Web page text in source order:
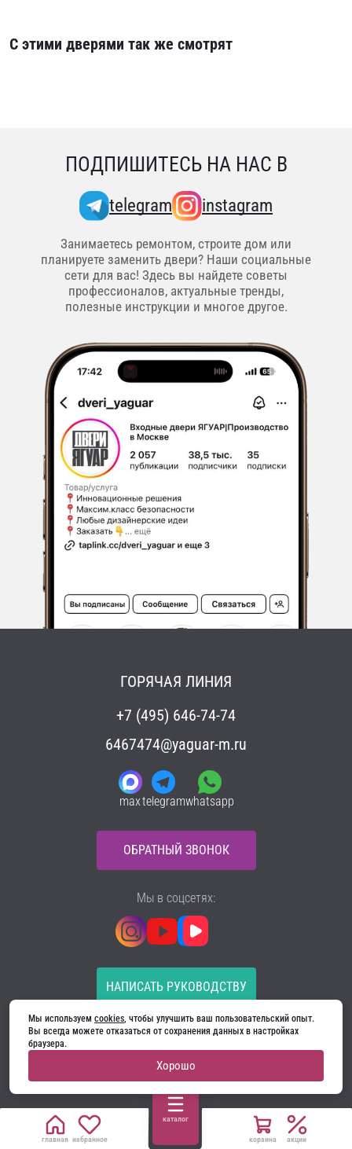
главная избранное
каталог
корзина акции
С этими дверями так же смотрят
ПОДПИШИТЕСЬ НА НАС В
telegram instagram
Занимаетесь ремонтом, строите дом или
планируете заменить двери? Наши социальные
сети для вас! Здесь вы найдете советы
профессионалов, актуальные тренды,
полезные инструкции и многое другое.
ГОРЯЧАЯ ЛИНИЯ
+7 (495) 646-74-74
6467474@yaguar-m.ru
maxtelegramwhatsapp
ОБРАТНЫЙ ЗВОНОК
НАПИСАТЬ РУКОВОДСТВУ
Все материалы на сайте принадлежат компании
ООО «Ягуар-М» — входные и межкомнатные двери
Политика конфиденциальности
Договор оферты
Cookie
Мы в соцсетях:
Мы используем cookies, чтобы улучшить ваш пользовательский опыт.
Вы всегда можете отказаться от сохранения данных в настройках
браузера.
Хорошо